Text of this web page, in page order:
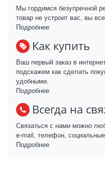
Мы гордимся безупречной
товар не устроит вас, вы
Подробнее
Как купить
Ваш первый заказ в
подскажем как сделать
удобными.
Подробнее
Всегда на
Связаться с нами можно
e-mail, телефон,
Подробнее